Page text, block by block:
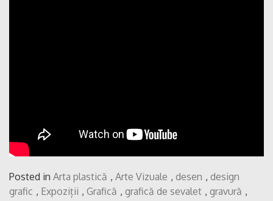
Posted in Arta plastică , Arte Vizuale , desen , design
grafic , Expoziții , Grafică , grafică de sevalet , gravură ,